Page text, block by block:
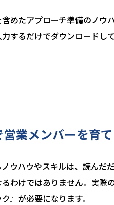
めたアプローチ準備のノ
するだけでダウンロードし
業メンバーを育
ウハウやスキルは、読んだ
わけではありません。実際
』が必要になります。